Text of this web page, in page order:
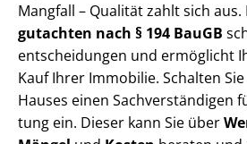
Mangfall – Qualität zahlt sich aus.
gut­ach­ten nach § 194 BauGB
ent­schei­dun­gen und ermöglicht
Kauf Ihrer Immobilie. Schalten
Hauses einen Sach­ver­stän­di­gen
tung ein. Dieser kann Sie über